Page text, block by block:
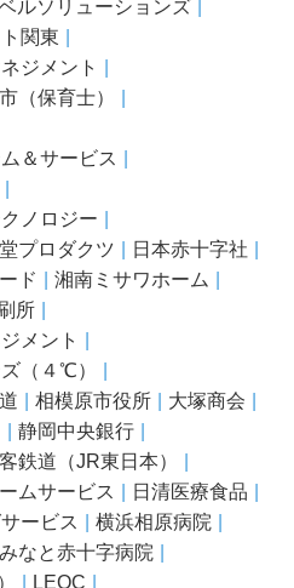
ルソリューションズ
関東
ジメント
（保育士）
＆サービス
ノロジー
プロダクツ
日本赤十字社
ド
湘南ミサワホーム
所
メント
（４℃）
相模原市役所
大塚商会
静岡中央銀行
鉄道（JR東日本）
ムサービス
日清医療食品
ービス
横浜相原病院
なと赤十字病院
LEOC